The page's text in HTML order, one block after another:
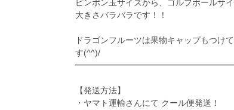
ピンポン玉サイズから、ゴルフボールサ
大きさバラバラです！！
ドラゴンフルーツは果物キャップもつけ
す(^^)/
【発送方法】
・ヤマト運輸さんにて クール便発送！